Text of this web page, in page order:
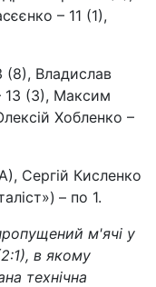
– 11 (1),
(8), Владислав
13 (3), Максим
Хобленко –
Сергій Кисленко
– по 1.
м'ячі у
в якому
технічна